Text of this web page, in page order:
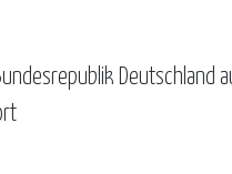
Deutschland